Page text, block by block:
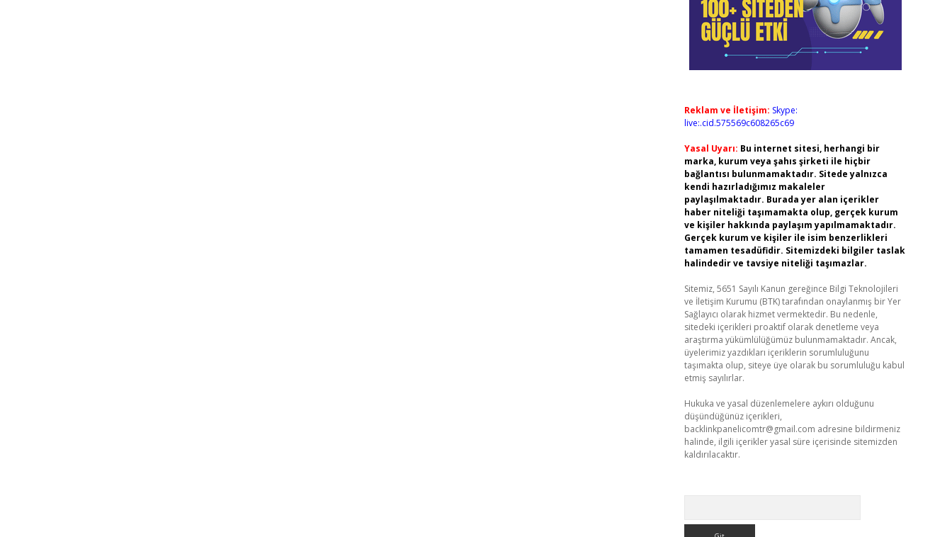
Reklam ve İletişim: Skype:
live:.cid.575569c608265c69
Yasal Uyarı: Bu internet sitesi, herhangi bir
marka, kurum veya şahıs şirketi ile hiçbir
bağlantısı bulunmamaktadır. Sitede yalnızca
kendi hazırladığımız makaleler
paylaşılmaktadır. Burada yer alan içerikler
haber niteliği taşımamakta olup, gerçek kurum
ve kişiler hakkında paylaşım yapılmamaktadır.
Gerçek kurum ve kişiler ile isim benzerlikleri
tamamen tesadüfidir. Sitemizdeki bilgiler taslak
halindedir ve tavsiye niteliği taşımazlar.
Sitemiz, 5651 Sayılı Kanun gereğince Bilgi Teknolojileri
ve İletişim Kurumu (BTK) tarafından onaylanmış bir Yer
Sağlayıcı olarak hizmet vermektedir. Bu nedenle,
sitedeki içerikleri proaktif olarak denetleme veya
araştırma yükümlülüğümüz bulunmamaktadır. Ancak,
üyelerimiz yazdıkları içeriklerin sorumluluğunu
taşımakta olup, siteye üye olarak bu sorumluluğu kabul
etmiş sayılırlar.
Hukuka ve yasal düzenlemelere aykırı olduğunu
düşündüğünüz içerikleri,
backlinkpanelicomtr@gmail.com adresine bildirmeniz
halinde, ilgili içerikler yasal süre içerisinde sitemizden
kaldırılacaktır.